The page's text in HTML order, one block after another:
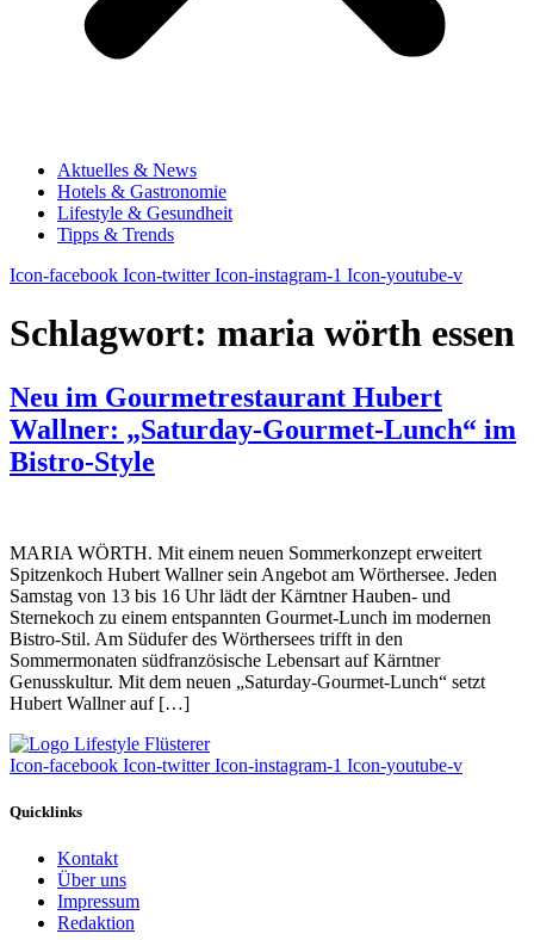
Aktuelles & News
Hotels & Gastronomie
Lifestyle & Gesundheit
Tipps & Trends
Icon-facebook Icon-twitter Icon-instagram-1 Icon-youtube-v
Schlagwort: maria wörth essen
Neu im Gourmetrestaurant Hubert
Wallner: „Saturday-Gourmet-Lunch“ im
Bistro-Style
MARIA WÖRTH. Mit einem neuen Sommerkonzept erweitert
Spitzenkoch Hubert Wallner sein Angebot am Wörthersee. Jeden
Samstag von 13 bis 16 Uhr lädt der Kärntner Hauben- und
Sternekoch zu einem entspannten Gourmet-Lunch im modernen
Bistro-Stil. Am Südufer des Wörthersees trifft in den
Sommermonaten südfranzösische Lebensart auf Kärntner
Genusskultur. Mit dem neuen „Saturday-Gourmet-Lunch“ setzt
Hubert Wallner auf […]
Icon-facebook Icon-twitter Icon-instagram-1 Icon-youtube-v
Quicklinks
Kontakt
Über uns
Impressum
Redaktion